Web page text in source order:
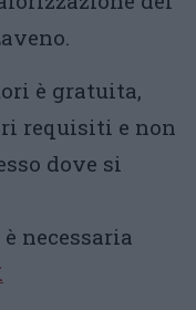
è gratuita,
requisiti e non
dove si
necessaria